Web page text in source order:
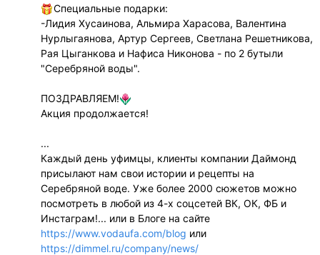
Специальные подарки:
-Лидия Хусаинова, Альмира Харасова, Валентина
Нурлыгаянова, Артур Сергеев, Светлана Решетникова,
Рая Цыганкова и Нафиса Никонова - по 2 бутыли
"Серебряной воды".
ПОЗДРАВЛЯЕМ!
Акция продолжается!
...
Каждый день уфимцы, клиенты компании Даймонд
присылают нам свои истории и рецепты на
Серебряной воде. Уже более 2000 сюжетов можно
посмотреть в любой из 4-х соцсетей ВК, ОК, ФБ и
Инстаграм!... или в Блоге на сайте
https://www.vodaufa.com/blog или
https://dimmel.ru/company/news/